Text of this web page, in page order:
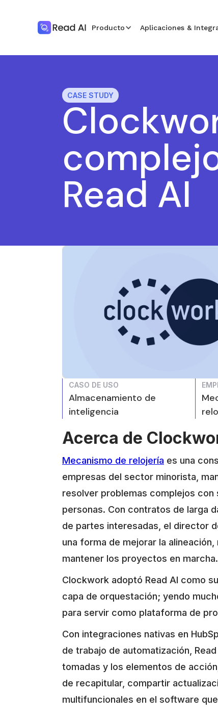
Producto Aplicaciones &
CASE STUDY
Read AI
CASO DE USO
Almacenamiento de
inteligencia
Acerca de
Mecanismo de relojería es una
empresas del sector minorista,
resolver problemas complejos
personas. Con contratos de larga
de partes interesadas, el director
una forma de mejorar la
mantener los proyectos en marcha.
Clockwork adoptó Read AI como
capa de orquestación; yendo
para servir como plataforma de
Con integraciones nativas en
de trabajo de automatización,
tomadas y los elementos de
de recapitular, compartir
multifuncionales en el software